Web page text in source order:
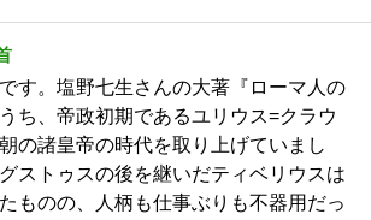
す。塩野七生さんの大著『ローマ人の
ち、帝政初期であるユリウス=クラウ
の諸皇帝の時代を取り上げていまし
ストゥスの後を継いだティベリウスは
ものの、人柄も仕事ぶりも不器用だっ